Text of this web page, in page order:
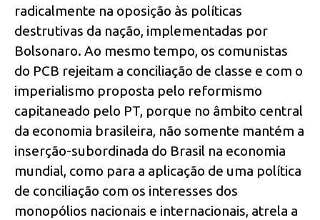
radicalmente na oposição às políticas
destrutivas da nação, implementadas por
Bolsonaro. Ao mesmo tempo, os comunistas
do PCB rejeitam a conciliação de classe e com o
imperialismo proposta pelo reformismo
capitaneado pelo PT, porque no âmbito central
da economia brasileira, não somente mantém a
inserção-subordinada do Brasil na economia
mundial, como para a aplicação de uma política
de conciliação com os interesses dos
monopólios nacionais e internacionais, atrela a